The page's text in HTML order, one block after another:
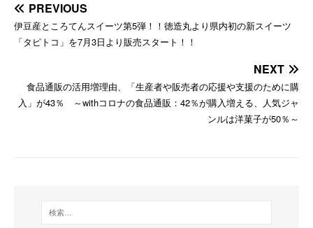
PREVIOUS
伊豆産ところてんスイーツ第5弾！！徳造丸より県内初の新スイーツ
「タピトコ」を7月3日より販売スタート！！
NEXT
食品通販の活用増理由、「生産者や販売者の応援や支援のために購
入」が43％ ～withコロナの食品通販：42％が購入増える、人気ジャ
ンルは洋菓子が50％～